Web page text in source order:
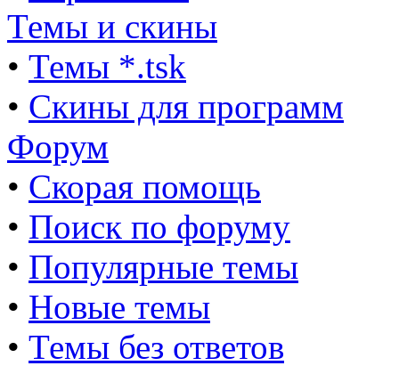
Темы и скины
• Темы *.tsk
• Скины для программ
Форум
• Скорая помощь
• Поиск по форуму
• Популярные темы
• Новые темы
• Темы без ответов